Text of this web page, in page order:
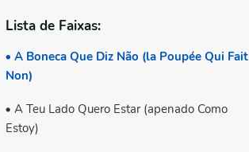
Lista de Faixas:
A Boneca Que Diz Não (la Poupée Qui Fait
Non)
A Teu Lado Quero Estar (apenado Como
Estoy)